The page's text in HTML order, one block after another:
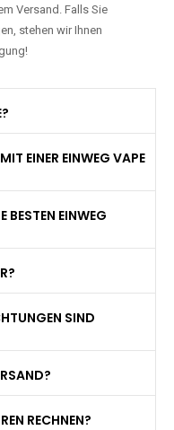
Versand. Falls Sie
stehen wir Ihnen
EINER EINWEG VAPE
BESTEN EINWEG
SIND
RECHNEN?